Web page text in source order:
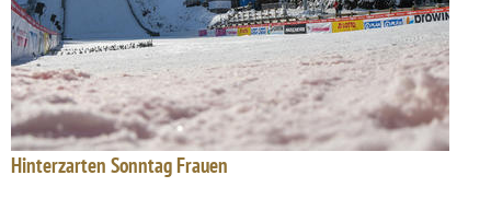
Hinterzarten Sonntag Frauen